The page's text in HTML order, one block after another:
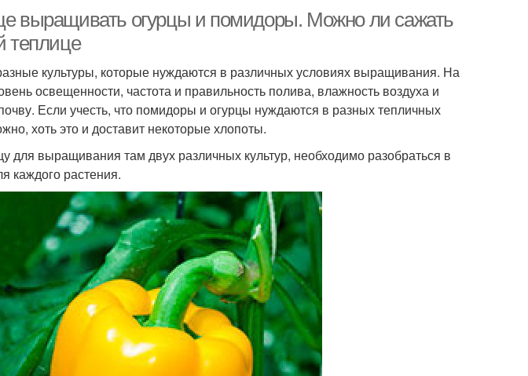
выращивать огурцы и помидоры. Можно ли сажать
теплице
культуры, которые нуждаются в различных условиях выращивания. На
освещенности, частота и правильность полива, влажность воздуха и
Если учесть, что помидоры и огурцы нуждаются в разных тепличных
хоть это и доставит некоторые хлопоты.
для выращивания там двух различных культур, необходимо разобраться в
каждого растения.